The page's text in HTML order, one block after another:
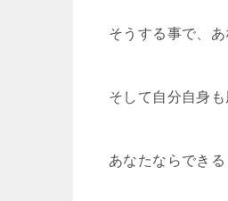
そうする事で、
そして自分自身
あなたならできる